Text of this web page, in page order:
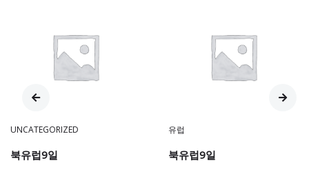
UNCATEGORIZED
북유럽9일
유럽
북유럽9일